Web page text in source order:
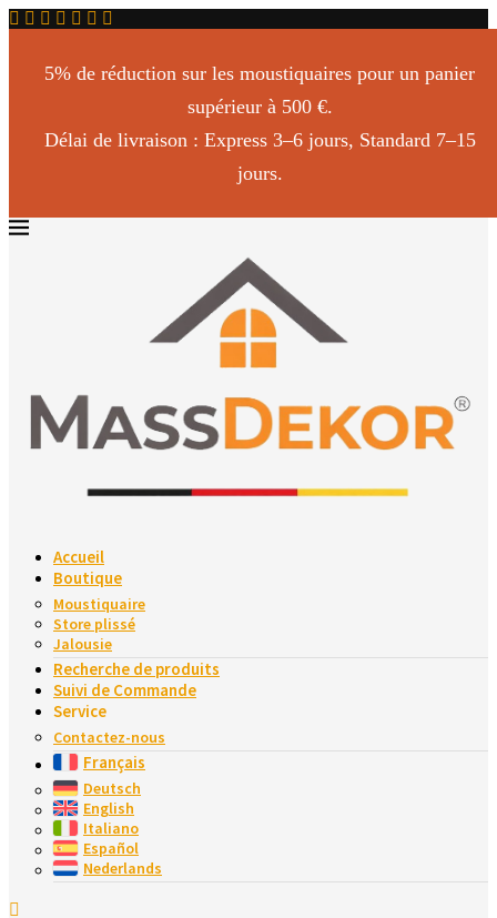
5% de réduction sur les moustiquaires pour un panier
supérieur à 500 €.
Délai de livraison : Express 3–6 jours, Standard 7–15
jours.
Accueil
Boutique
Moustiquaire
Store plissé
Jalousie
Recherche de produits
Suivi de Commande
Service
Contactez-nous
Français
Deutsch
English
Italiano
Español
Nederlands